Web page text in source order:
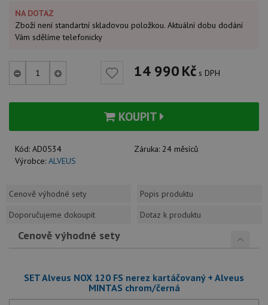
NA DOTAZ
Zboží není standartní skladovou položkou. Aktuální dobu dodání
Vám sdělíme telefonicky
14 990Kč s DPH
KOUPIT
Kód: AD0534 Záruka: 24 měsíců
Výrobce: ALVEUS
Cenově výhodné sety
Popis produktu
Doporučujeme dokoupit
Dotaz k produktu
Cenově výhodné sety
SET Alveus NOX 120 FS nerez kartáčovaný + Alveus
MINTAS chrom/černá